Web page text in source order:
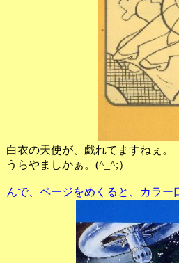
白衣の天使が、戯れてますねぇ。
うらやましかぁ。(^_^;）
んで、 ページをめくると、カラー